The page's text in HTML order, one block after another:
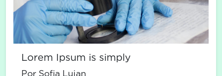
Lorem Ipsum is simply
Por Sofia Lujan